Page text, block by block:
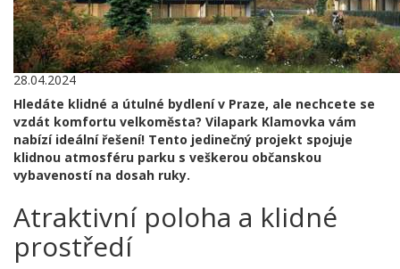
28.04.2024
Hledáte klidné a útulné bydlení v Praze, ale nechcete se
vzdát komfortu velkoměsta? Vilapark Klamovka vám
nabízí ideální řešení! Tento jedinečný projekt spojuje
klidnou atmosféru parku s veškerou občanskou
vybaveností na dosah ruky.
Atraktivní poloha a klidné
prostředí